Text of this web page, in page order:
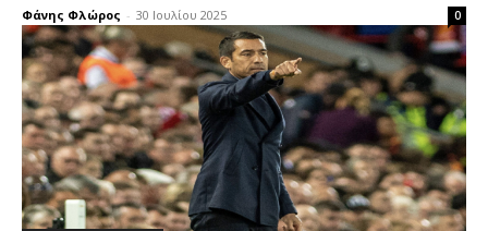
Φάνης Φλώρος - 30 Ιουλίου 2025 0